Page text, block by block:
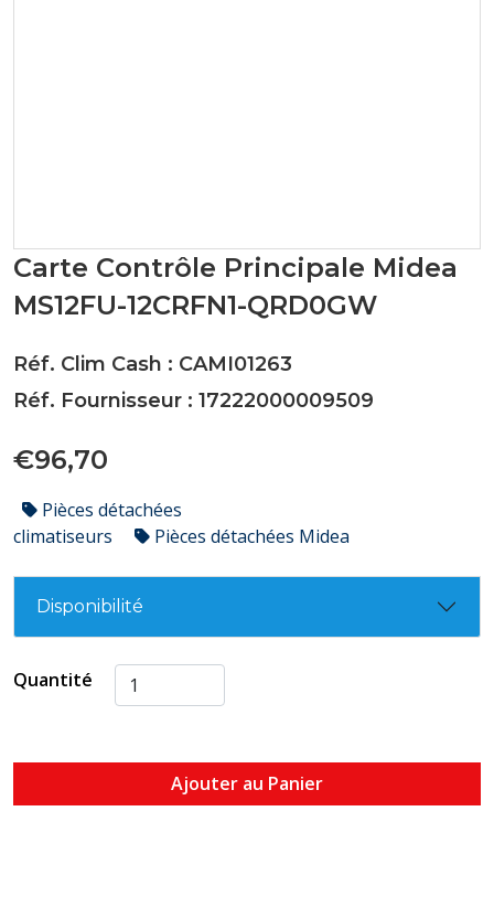
Carte Contrôle Principale Midea
MS12FU-12CRFN1-QRD0GW
Réf. Clim Cash : CAMI01263
Réf. Fournisseur : 17222000009509
€96,70
Pièces détachées
climatiseurs
Pièces détachées Midea
Disponibilité
Quantité
Ajouter au Panier